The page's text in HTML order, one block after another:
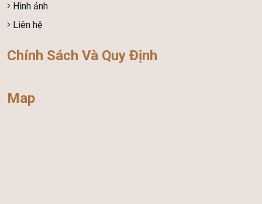
Hình ảnh
Liên hệ
Chính Sách Và Quy Định
Map